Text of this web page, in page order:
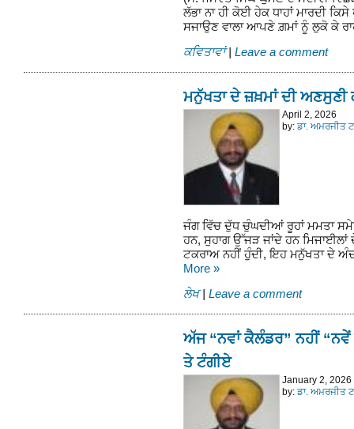
ਲੱਭਾ ਨਾ ਹੀ ਕੋਈ ਹੇਕ ਧਾਹਾਂ ਮਾਰਦੀ
ਸਜਾਉਣ ਵਾਲਾ ਆਪਣੇ ਗ਼ਮਾਂ ਨੂੰ ਲੁਕੋ ਕੇ
ਕਵਿਤਾਵਾਂ | Leave a comment
ਮਨੁੱਖਤਾ ਦੇ ਜ਼ਖ਼ਮਾਂ ਦੀ ਅਣਸੁਣੀ
April 2, 2026
by: ਡਾ. ਅਮਰਜੀਤ
ਜੰਗ ਵਿੱਚ ਦੁੱਧ ਚੁੰਘਦੀਆਂ ਰੂਹਾਂ ਮਮਤਾ
ਹਨ, ਸੁਹਾਗ ਉੱਜੜ ਜਾਂਦੇ ਹਨ ਮਿਜਾਈਲਾਂ
ਟਕਰਾਅ ਨਹੀਂ ਹੁੰਦੀ, ਇਹ ਮਨੁੱਖਤਾ ਦੇ
More »
ਲੇਖ | Leave a comment
ਅੱਜ “ਨਵਾਂ ਕੈਲੰਡਰ” ਨਹੀਂ
ਤੇ ਟੰਗੀਏ
January 2, 2026
by: ਡਾ. ਅਮਰਜੀਤ